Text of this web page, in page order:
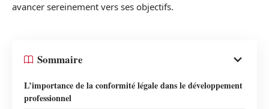
avancer sereinement vers ses objectifs.
Sommaire
L’importance de la conformité légale dans le développement
professionnel